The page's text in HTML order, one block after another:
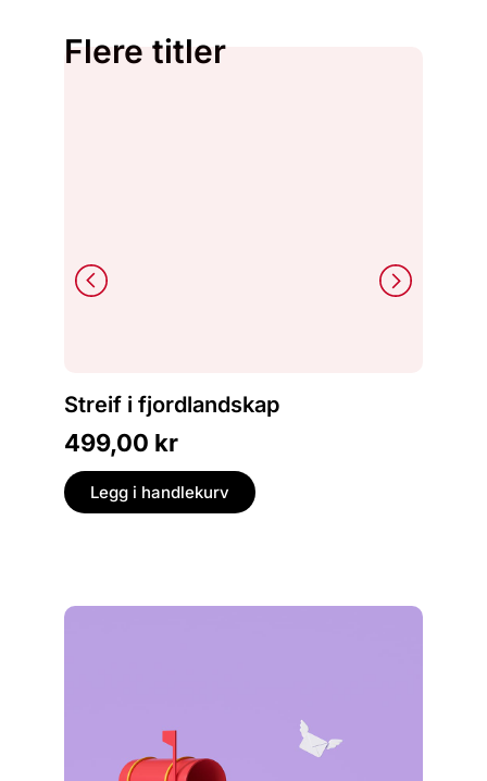
Flere titler
Streif i fjordlandskap
499,00 kr
Legg i handlekurv